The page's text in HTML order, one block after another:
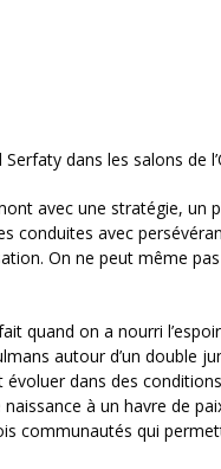
dans les salons de
avec une stratégie, un
conduites avec
On ne peut même pas
quand on a nourri
autour d’un double
dans des
à un havre de
communautés qui